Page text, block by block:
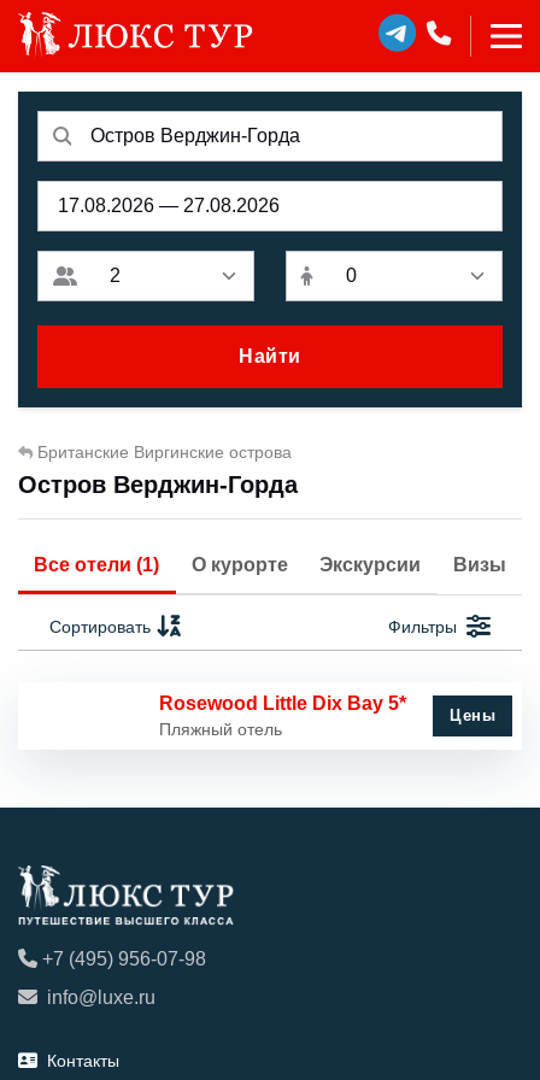
Найти
Британские Виргинские острова
Остров Верджин-Горда
Все отели (1) О курорте Экскурсии Визы
Сортировать Фильтры
Rosewood Little Dix Bay 5*
Пляжный отель
Цены
+7 (495) 956-07-98
info@luxe.ru
Контакты